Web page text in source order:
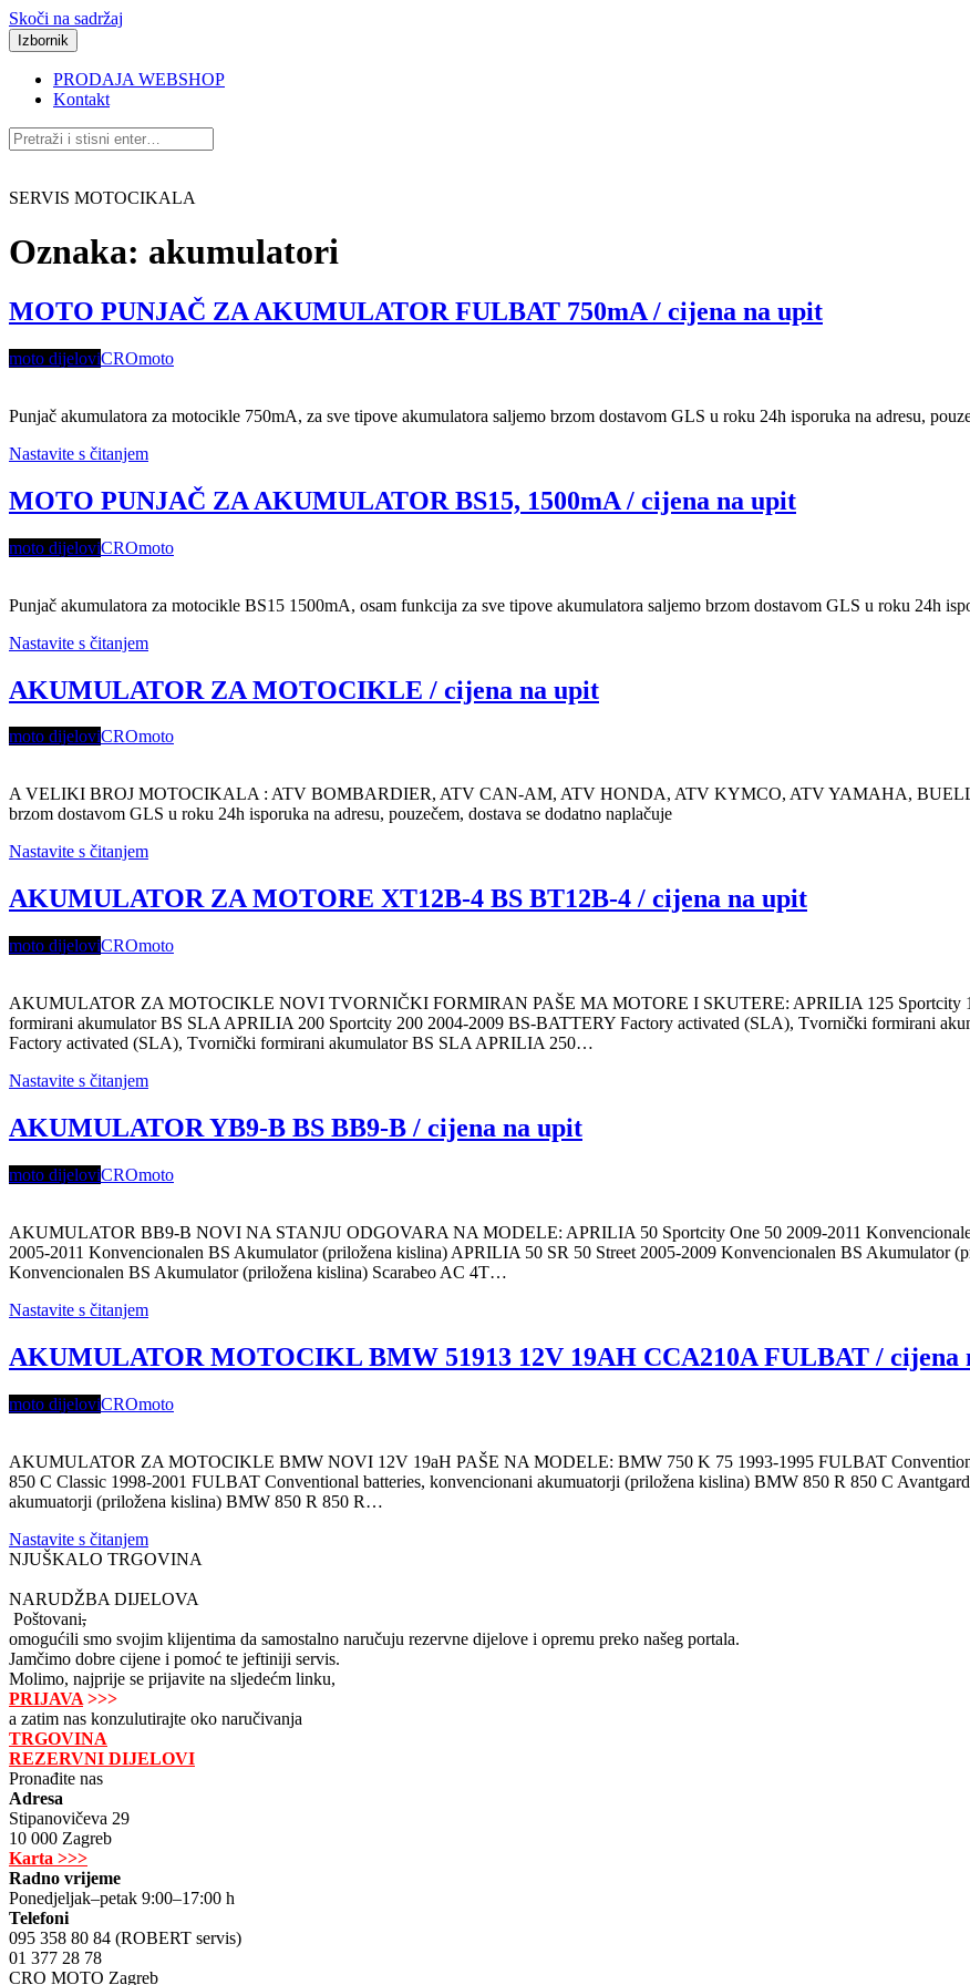
Skoči na sadržaj
Izbornik
PRODAJA WEBSHOP
Kontakt
SERVIS MOTOCIKALA
Oznaka: akumulatori
MOTO PUNJAČ ZA AKUMULATOR FULBAT 750mA / cijena na upit
moto dijeloviCROmoto
Punjač akumulatora za motocikle 750mA, za sve tipove akumulatora saljemo brzom dostavom GLS u roku 24h isporuka na adresu,
Nastavite s čitanjem
MOTO PUNJAČ ZA AKUMULATOR BS15, 1500mA / cijena na upit
moto dijeloviCROmoto
Punjač akumulatora za motocikle BS15 1500mA, osam funkcija za sve tipove akumulatora saljemo brzom dostavom GLS u roku 24h
Nastavite s čitanjem
AKUMULATOR ZA MOTOCIKLE / cijena na upit
moto dijeloviCROmoto
A VELIKI BROJ MOTOCIKALA : ATV BOMBARDIER, ATV CAN-AM, ATV HONDA, ATV KYMCO, ATV YAMAHA,
brzom dostavom GLS u roku 24h isporuka na adresu, pouzečem, dostava se dodatno naplačuje
Nastavite s čitanjem
AKUMULATOR ZA MOTORE XT12B-4 BS BT12B-4 / cijena na upit
moto dijeloviCROmoto
AKUMULATOR ZA MOTOCIKLE NOVI TVORNIČKI FORMIRAN PAŠE MA MOTORE I SKUTERE: APRILIA 125 Sportcity
formirani akumulator BS SLA APRILIA 200 Sportcity 200 2004-2009 BS-BATTERY Factory activated (SLA), Tvornički formirani
Factory activated (SLA), Tvornički formirani akumulator BS SLA APRILIA 250…
Nastavite s čitanjem
AKUMULATOR YB9-B BS BB9-B / cijena na upit
moto dijeloviCROmoto
AKUMULATOR BB9-B NOVI NA STANJU ODGOVARA NA MODELE: APRILIA 50 Sportcity One 50 2009-2011
2005-2011 Konvencionalen BS Akumulator (priložena kislina) APRILIA 50 SR 50 Street 2005-2009 Konvencionalen BS Akumulator
Konvencionalen BS Akumulator (priložena kislina) Scarabeo AC 4T…
Nastavite s čitanjem
AKUMULATOR MOTOCIKL BMW 51913 12V 19AH CCA210A FULBAT / cijena
moto dijeloviCROmoto
AKUMULATOR ZA MOTOCIKLE BMW NOVI 12V 19aH PAŠE NA MODELE: BMW 750 K 75 1993-1995 FULBAT
850 C Classic 1998-2001 FULBAT Conventional batteries, konvencionani akumuatorji (priložena kislina) BMW 850 R 850 C
akumuatorji (priložena kislina) BMW 850 R 850 R…
Nastavite s čitanjem
NJUŠKALO TRGOVINA
NARUDŽBA DIJELOVA
Poštovani,
omogućili smo svojim klijentima da samostalno naručuju rezervne dijelove i opremu preko našeg portala.
Jamčimo dobre cijene i pomoć te jeftiniji servis.
Molimo, najprije se prijavite na sljedećm linku,
PRIJAVA >>>
a zatim nas konzulutirajte oko naručivanja
TRGOVINA
REZERVNI DIJELOVI
Pronađite nas
Adresa
Stipanovičeva 29
10 000 Zagreb
Karta >>>
Radno vrijeme
Ponedjeljak–petak 9:00–17:00 h
Telefoni
095 358 80 84 (ROBERT servis)
01 377 28 78
CRO MOTO Zagreb